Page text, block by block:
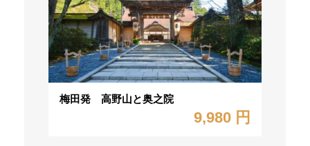
梅田発 高野山と奥之院
9,980 円